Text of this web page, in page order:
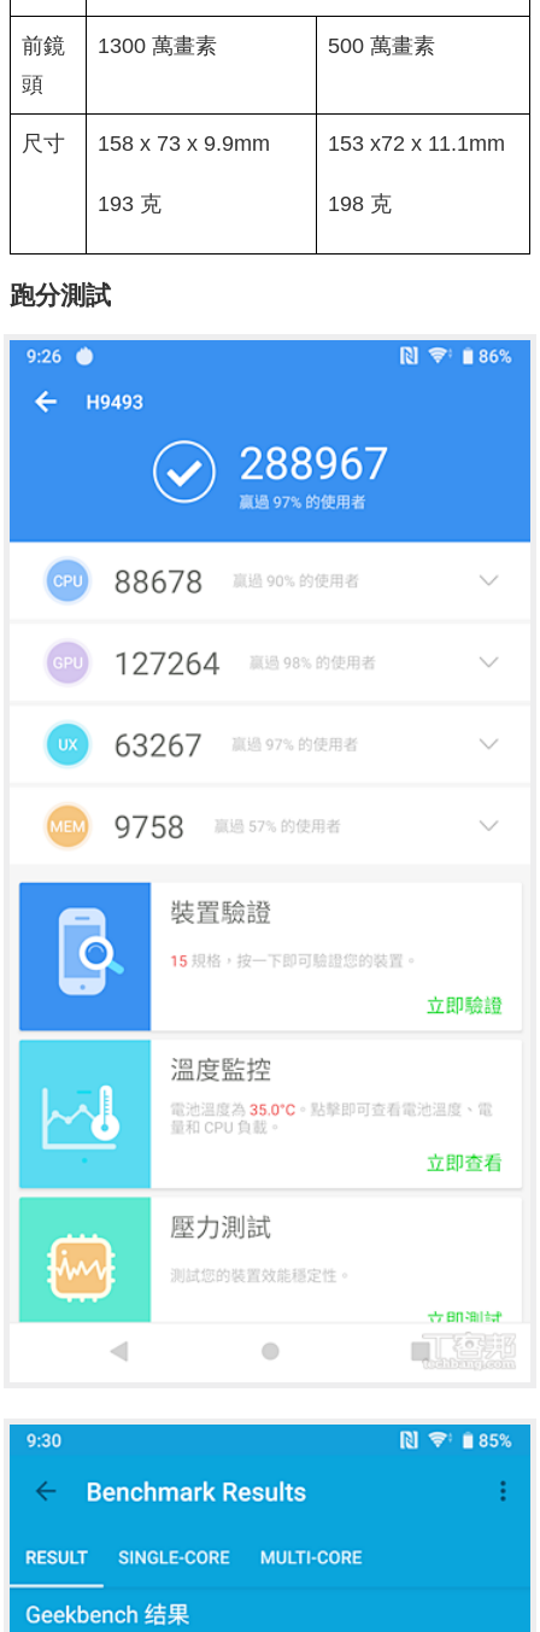
前鏡
頭
1300 萬畫素 500 萬畫素
尺寸 158 x 73 x 9.9mm
193 克
153 x72 x 11.1mm
198 克
跑分測試